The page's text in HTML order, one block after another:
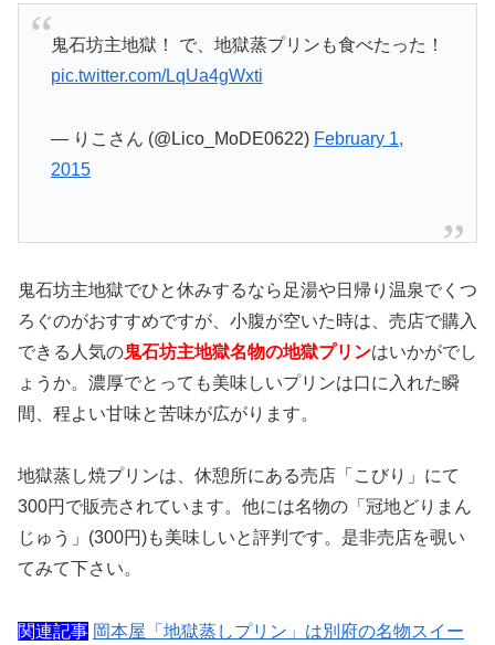
鬼石坊主地獄！ で、地獄蒸プリンも食べたった！
pic.twitter.com/LqUa4gWxti
— りこさん (@Lico_MoDE0622) February 1,
2015
鬼石坊主地獄でひと休みするなら足湯や日帰り温泉でくつ
ろぐのがおすすめですが、小腹が空いた時は、売店で購入
できる人気の鬼石坊主地獄名物の地獄プリンはいかがでし
ょうか。濃厚でとっても美味しいプリンは口に入れた瞬
間、程よい甘味と苦味が広がります。
地獄蒸し焼プリンは、休憩所にある売店「こびり」にて
300円で販売されています。他には名物の「冠地どりまん
じゅう」(300円)も美味しいと評判です。是非売店を覗い
てみて下さい。
関連記事 岡本屋「地獄蒸しプリン」は別府の名物スイー